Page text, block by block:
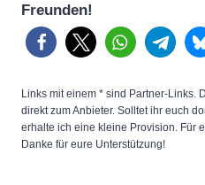
Freunden!
Links mit einem * sind Partner-Links.
direkt zum Anbieter. Solltet ihr euch
erhalte ich eine kleine Provision. Für
Danke für eure Unterstützung!